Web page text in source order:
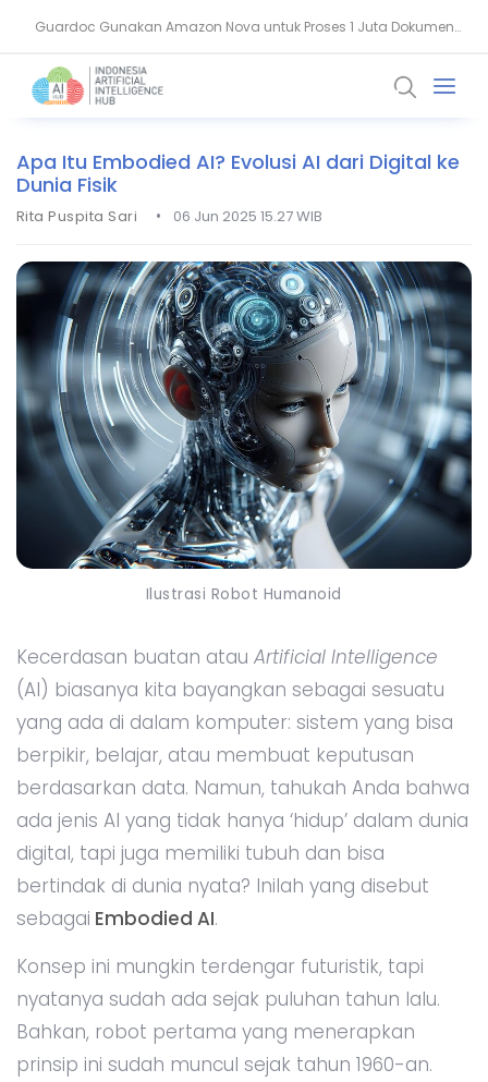
Guardoc Gunakan Amazon Nova untuk Proses 1 Juta Dokumen
Agentic Hospital, Strategi Salesforce Ubah Layanan Kesehatan
Apa Itu Embodied AI? Evolusi AI dari Digital ke
Dunia Fisik
Rita Puspita Sari • 06 Jun 2025 15.27 WIB
Ilustrasi Robot Humanoid
Kecerdasan buatan atau Artificial Intelligence
(AI) biasanya kita bayangkan sebagai sesuatu
yang ada di dalam komputer: sistem yang bisa
berpikir, belajar, atau membuat keputusan
berdasarkan data. Namun, tahukah Anda bahwa
ada jenis AI yang tidak hanya ‘hidup’ dalam dunia
digital, tapi juga memiliki tubuh dan bisa
bertindak di dunia nyata? Inilah yang disebut
sebagai Embodied AI.
Konsep ini mungkin terdengar futuristik, tapi
nyatanya sudah ada sejak puluhan tahun lalu.
Bahkan, robot pertama yang menerapkan
prinsip ini sudah muncul sejak tahun 1960-an.